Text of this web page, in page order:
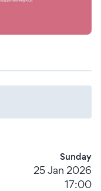
Sunday
25 Jan 2026
17:00